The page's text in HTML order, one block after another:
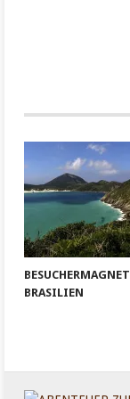
BESUCHERMAGNET
BRASILIEN